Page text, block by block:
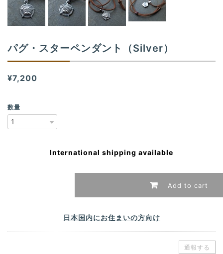
パグ・スターペンダント（Silver）
¥7,200
数量
International shipping available
Add to cart
日本国内にお住まいの方向け
通報する